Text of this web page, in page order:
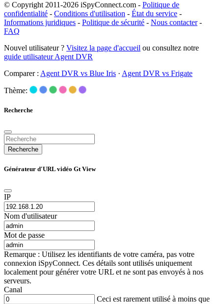
© Copyright 2011-2026 iSpyConnect.com - Politique de
confidentialité - Conditions d'utilisation - État du service -
Informations juridiques - Politique de sécurité - Nous contacter-
FAQ
Nouvel utilisateur ? Visitez la page d'accueil ou consultez notre
guide utilisateur Agent DVR
Comparer : Agent DVR vs Blue Iris · Agent DVR vs Frigate
Thème:
Recherche
Recherche
Générateur d'URL vidéo Gt View
IP
Nom d'utilisateur
Mot de passe
Remarque : Utilisez les identifiants de votre caméra, pas votre
connexion iSpyConnect. Ces détails sont utilisés uniquement
localement pour générer votre URL et ne sont pas envoyés à nos
serveurs.
Canal
Ceci est rarement utilisé à moins que